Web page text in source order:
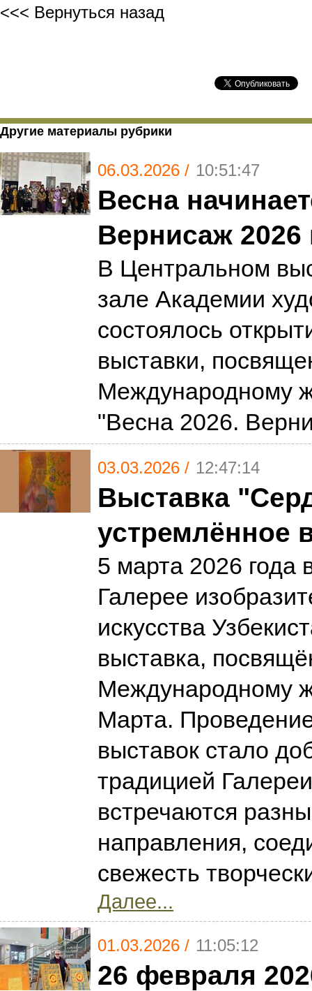
<<< Вернуться назад
Другие материалы рубрики
06.03.2026 / 10:51:47
Весна
Вернисаж
В Центральном
зале Академии
состоялось
выставки,
Международному
"Весна 2026.
03.03.2026 / 12:47:14
Выставка
устремлённое
5 марта 2026 года
Галерее
искусства
выставка,
Международному
Марта.
выставок стало
традицией
встречаются
направления,
свежесть
Далее...
01.03.2026 / 11:05:12
26 февраля